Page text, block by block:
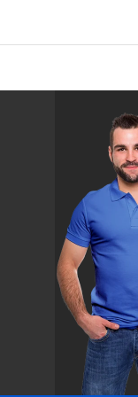
Met deze
waarmee je